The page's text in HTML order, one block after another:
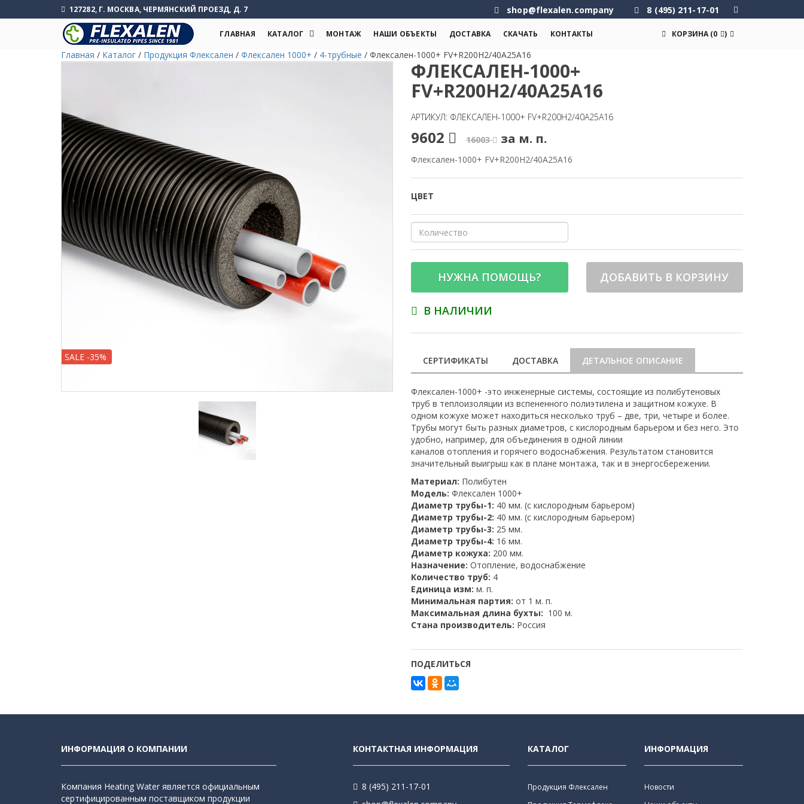
127282, Г. МОСКВА, ЧЕРМЯНСКИЙ ПРОЕЗД, Д. 7 shop@flexalen.company 8 (495) 211-17-01
ГЛАВНАЯ КАТАЛОГ МОНТАЖ НАШИ ОБЪЕКТЫ ДОСТАВКА СКАЧАТЬ КОНТАКТЫ КОРЗИНА (0 )
Главная / Каталог / Продукция Флексален / Флексален 1000+ / 4-трубные / Флексален-1000+ FV+R200H2/40A25A16
SALE -35%
ФЛЕКСАЛЕН-1000+
FV+R200H2/40A25A16
АРТИКУЛ: ФЛЕКСАЛЕН-1000+ FV+R200H2/40A25A16
9602 16003 за м. п.
Флексален-1000+ FV+R200H2/40A25A16
ЦВЕТ
НУЖНА ПОМОЩЬ? ДОБАВИТЬ В КОРЗИНУ
В НАЛИЧИИ
СЕРТИФИКАТЫ ДОСТАВКА ДЕТАЛЬНОЕ ОПИСАНИЕ
Флексален-1000+ -это инженерные системы, состоящие из полибутеновых
труб в теплоизоляции из вспененного полиэтилена и защитном кожухе. В
одном кожухе может находиться несколько труб – две, три, четыре и более.
Трубы могут быть разных диаметров, с кислородным барьером и без него. Это
удобно, например, для объединения в одной линии
каналов отопления и горячего водоснабжения. Результатом становится
значительный выигрыш как в плане монтажа, так и в энергосбережении.
Материал: Полибутен
Модель: Флексален 1000+
Диаметр трубы-1: 40 мм. (с кислородным барьером)
Диаметр трубы-2: 40 мм. (с кислородным барьером)
Диаметр трубы-3: 25 мм.
Диаметр трубы-4: 16 мм.
Диаметр кожуха: 200 мм.
Назначение: Отопление, водоснабжение
Количество труб: 4
Единица изм: м. п.
Минимальная партия: от 1 м. п.
Максимальная длина бухты: 100 м.
Стана производитель: Россия
ПОДЕЛИТЬСЯ
ИНФОРМАЦИЯ О КОМПАНИИ
Компания Heating Water является официальным
сертифицированным поставщиком продукции
КОНТАКТНАЯ ИНФОРМАЦИЯ
8 (495) 211-17-01
КАТАЛОГ
Продукция Флексален
ИНФОРМАЦИЯ
Новости